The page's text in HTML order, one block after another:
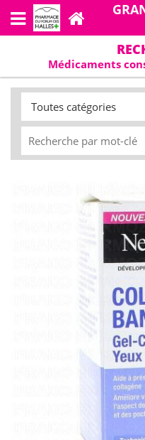
Médicaments